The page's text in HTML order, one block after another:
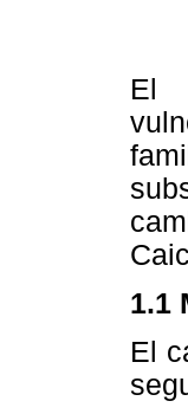
El
1.1
El